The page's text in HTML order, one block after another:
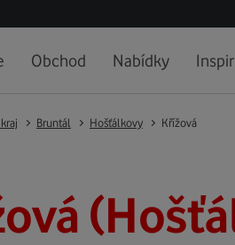
Obchod Nabídky
Bruntál Hošťálkovy Křížová